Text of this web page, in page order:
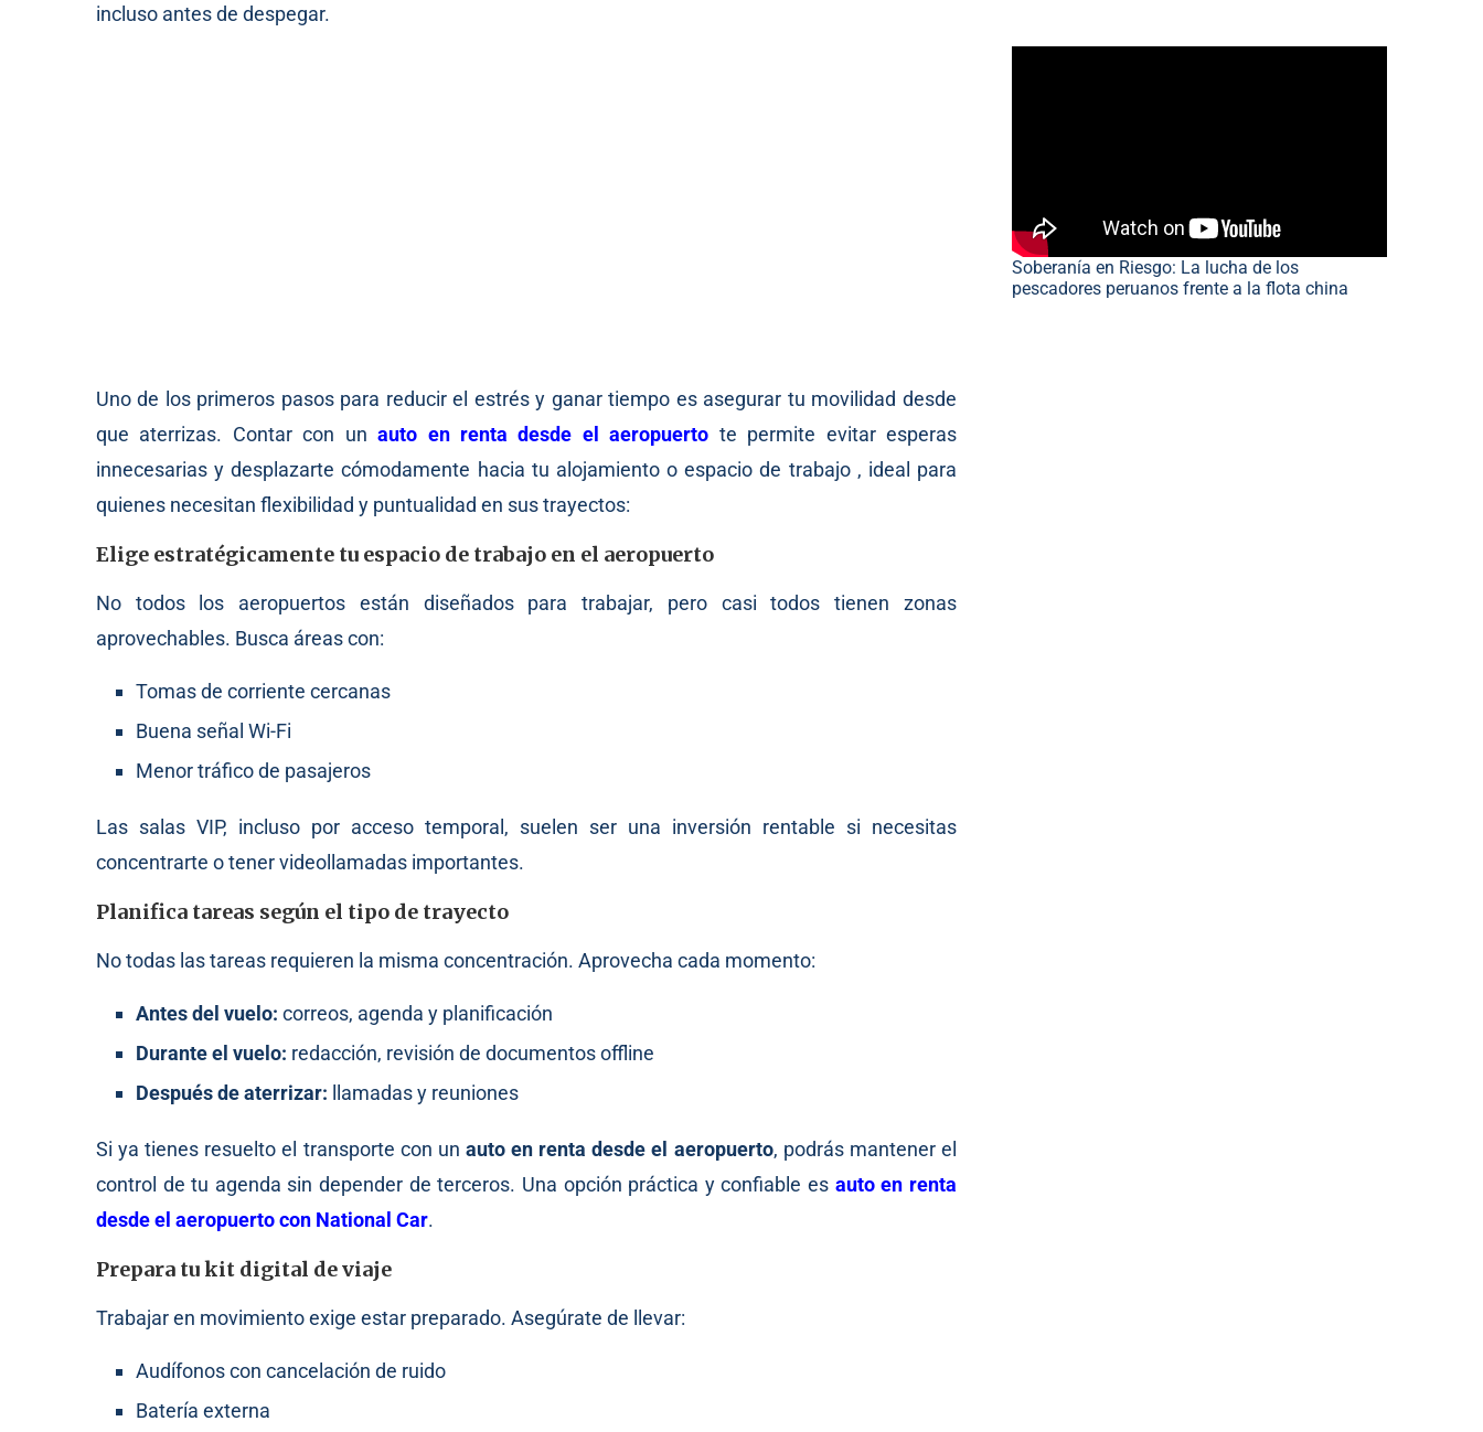
incluso antes de despegar.
Uno de los primeros pasos para reducir el estrés y ganar tiempo es asegurar tu movilidad desde
que aterrizas. Contar con un auto en renta desde el aeropuerto te permite evitar esperas
innecesarias y desplazarte cómodamente hacia tu alojamiento o espacio de trabajo , ideal para
quienes necesitan flexibilidad y puntualidad en sus trayectos:
Elige estratégicamente tu espacio de trabajo en el aeropuerto
No todos los aeropuertos están diseñados para trabajar, pero casi todos tienen zonas
aprovechables. Busca áreas con:
Tomas de corriente cercanas
Buena señal Wi-Fi
Menor tráfico de pasajeros
Las salas VIP, incluso por acceso temporal, suelen ser una inversión rentable si necesitas
concentrarte o tener videollamadas importantes.
Planifica tareas según el tipo de trayecto
No todas las tareas requieren la misma concentración. Aprovecha cada momento:
Antes del vuelo: correos, agenda y planificación
Durante el vuelo: redacción, revisión de documentos offline
Después de aterrizar: llamadas y reuniones
Si ya tienes resuelto el transporte con un auto en renta desde el aeropuerto, podrás mantener el
control de tu agenda sin depender de terceros. Una opción práctica y confiable es auto en renta
desde el aeropuerto con National Car.
Prepara tu kit digital de viaje
Trabajar en movimiento exige estar preparado. Asegúrate de llevar:
Audífonos con cancelación de ruido
Batería externa
Soberanía en Riesgo: La lucha de los
pescadores peruanos frente a la flota china